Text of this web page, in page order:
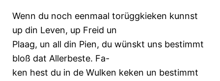
Wenn du noch eenmaal torüggkieken kunnst
up din Leven, up Freid un
Plaag, un all din Pien, du wünskt uns bestimmt
bloß dat Allerbeste. Fa-
ken hest du in de Wulken keken un bestimmt